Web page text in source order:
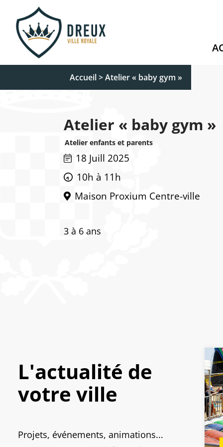
Accueil>Atelier « baby gym »
Atelier « baby gym »
Atelier enfants et parents
18 Juill 2025
10h à 11h
Maison Proxium Centre-ville
3 à 6 ans
L'actualité de
votre ville
Projets, événements, animations...